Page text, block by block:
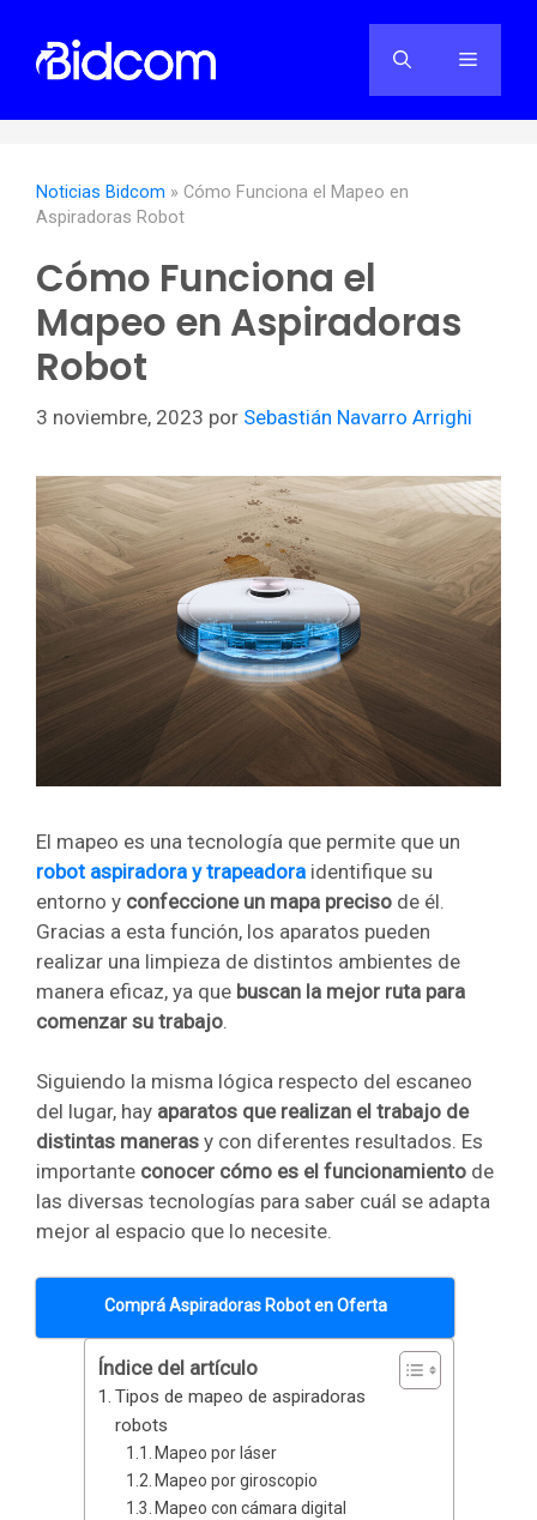
contenido
Menú
Noticias Bidcom » Cómo Funciona el Mapeo en
Aspiradoras Robot
Cómo Funciona el
Mapeo en Aspiradoras
Robot
3 noviembre, 2023 por Sebastián Navarro Arrighi
El mapeo es una tecnología que permite que un
robot aspiradora y trapeadora identifique su
entorno y confeccione un mapa preciso de él.
Gracias a esta función, los aparatos pueden
realizar una limpieza de distintos ambientes de
manera eficaz, ya que buscan la mejor ruta para
comenzar su trabajo.
Siguiendo la misma lógica respecto del escaneo
del lugar, hay aparatos que realizan el trabajo de
distintas maneras y con diferentes resultados. Es
importante conocer cómo es el funcionamiento de
las diversas tecnologías para saber cuál se adapta
mejor al espacio que lo necesite.
Comprá Aspiradoras Robot en Oferta
Índice del artículo
Tipos de mapeo de aspiradoras
robots
Mapeo por láser
Mapeo por giroscopio
Mapeo con cámara digital